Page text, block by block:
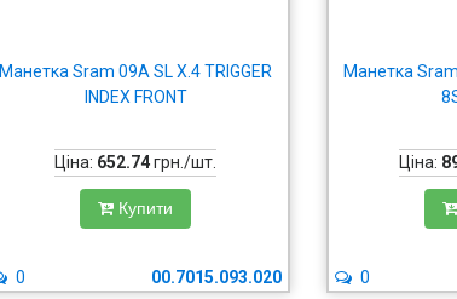
Манетка Sram 09A SL X.4 TRIGGER
INDEX FRONT
Ціна: 652.74грн./шт.
Купити
00.7015.093.020
0
Манетка Sram
Ціна:
0